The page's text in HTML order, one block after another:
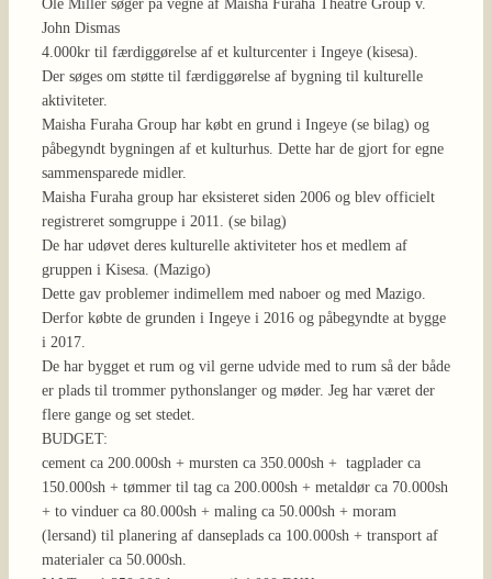
Ole Miller søger på vegne af Maisha Furaha Theatre Group v.
John Dismas
4.000kr til færdiggørelse af et kulturcenter i Ingeye (kisesa).
Der søges om støtte til færdiggørelse af bygning til kulturelle
aktiviteter.
Maisha Furaha Group har købt en grund i Ingeye (se bilag) og
påbegyndt bygningen af et kulturhus. Dette har de gjort for egne
sammensparede midler.
Maisha Furaha group har eksisteret siden 2006 og blev officielt
registreret somgruppe i 2011. (se bilag)
De har udøvet deres kulturelle aktiviteter hos et medlem af
gruppen i Kisesa. (Mazigo)
Dette gav problemer indimellem med naboer og med Mazigo.
Derfor købte de grunden i Ingeye i 2016 og påbegyndte at bygge
i 2017.
De har bygget et rum og vil gerne udvide med to rum så der både
er plads til trommer pythonslanger og møder. Jeg har været der
flere gange og set stedet.
BUDGET:
cement ca 200.000sh + mursten ca 350.000sh + tagplader ca
150.000sh + tømmer til tag ca 200.000sh + metaldør ca 70.000sh
+ to vinduer ca 80.000sh + maling ca 50.000sh + moram
(lersand) til planering af danseplads ca 100.000sh + transport af
materialer ca 50.000sh.